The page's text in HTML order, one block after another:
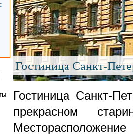
Гостиница Санкт-
Гостиница Санкт-
прекрасном